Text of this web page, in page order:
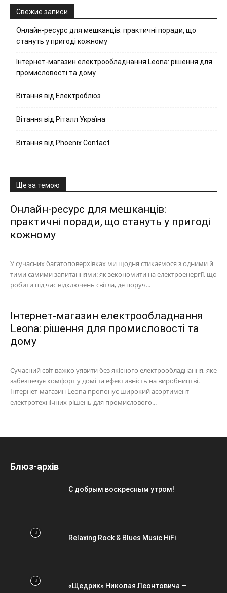
Свежие записи
Онлайн-ресурс для мешканців: практичні поради, що
стануть у пригоді кожному
Інтернет-магазин електрообладнання Leona: рішення для
промисловості та дому
Вітання від Електроблюз
Вітання від Ріталл Україна
Вітання від Phoenix Contact
Ще за темою
Онлайн-ресурс для мешканців:
практичні поради, що стануть у пригоді
кожному
У сучасних багатоповерхівках ми щодня стикаємося з одними й
тими самими запитаннями: як зекономити на електроенергії, що
робити під час відключень світла, де поруч...
Інтернет-магазин електрообладнання
Leona: рішення для промисловості та
дому
Сучасний світ важко уявити без якісного електрообладнання, яке
забезпечує комфорт у домі та ефективність на виробництві.
Інтернет-магазин Leona пропонує широкий асортимент
електротехнічних рішень для промислового...
Блюз-архів
С добрым воскресным утром!
Relaxing Rock & Blues Music HiFi
«Щедрик» Николая Леонтовича —